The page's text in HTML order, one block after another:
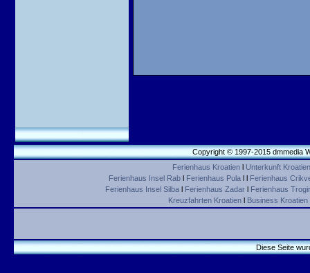
Copyright © 1997-2015 dmmedia
Ferienhaus Kroatien l Unterkunft Kroatien
Ferienhaus Insel Rab l Ferienhaus Pula l l Ferienhaus
Ferienhaus Insel Silbal Ferienhaus Zadarl Ferienhaus
Kreuzfahrten Kroatienl Business Kroatien
Diese Seite